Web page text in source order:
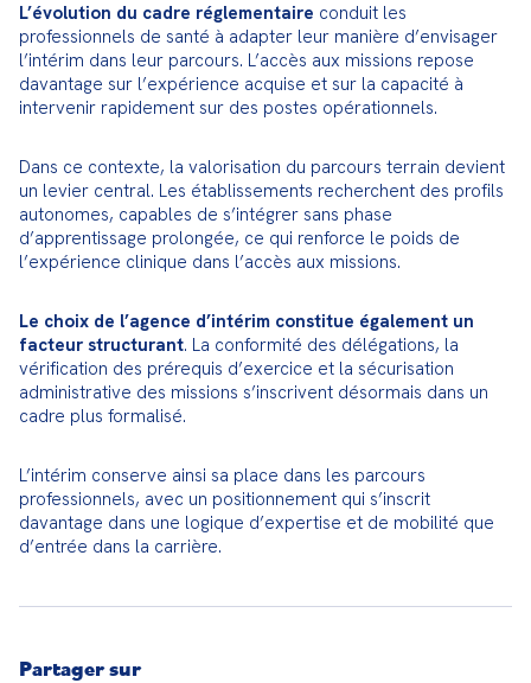
L’évolution du cadre réglementaire conduit les
professionnels de santé à adapter leur manière d’envisager
l’intérim dans leur parcours. L’accès aux missions repose
davantage sur l’expérience acquise et sur la capacité à
intervenir rapidement sur des postes opérationnels.
Dans ce contexte, la valorisation du parcours terrain devient
un levier central. Les établissements recherchent des profils
autonomes, capables de s’intégrer sans phase
d’apprentissage prolongée, ce qui renforce le poids de
l’expérience clinique dans l’accès aux missions.
Le choix de l’agence d’intérim constitue également un
facteur structurant. La conformité des délégations, la
vérification des prérequis d’exercice et la sécurisation
administrative des missions s’inscrivent désormais dans un
cadre plus formalisé.
L’intérim conserve ainsi sa place dans les parcours
professionnels, avec un positionnement qui s’inscrit
davantage dans une logique d’expertise et de mobilité que
d’entrée dans la carrière.
Partager sur